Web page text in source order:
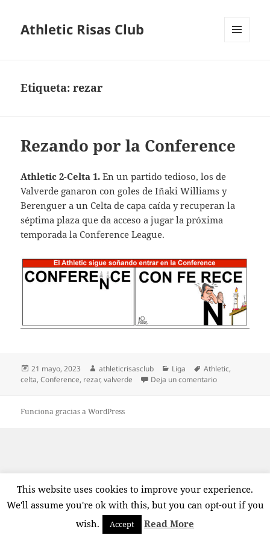
Athletic Risas Club
Etiqueta:rezar
Rezando por la Conference
Athletic 2-Celta 1. En un partido tedioso, los de
Valverde ganaron con goles de Iñaki Williams y
Berenguer a un Celta de capa caída y recuperan la
séptima plaza que da acceso a jugar la próxima
temporada la Conference League.
Publicado
el
21 mayo, 2023 Autor
athleticrisasclub Categorías
Liga Etiquetas
Athletic,
celta,Conference, rezar,valverde Deja un comentarioen Rezando
Funciona gracias a WordPress
This website uses cookies to improve your experience.
We'll assume you're ok with this, but you can opt-out if you
wish.
Accept Read More